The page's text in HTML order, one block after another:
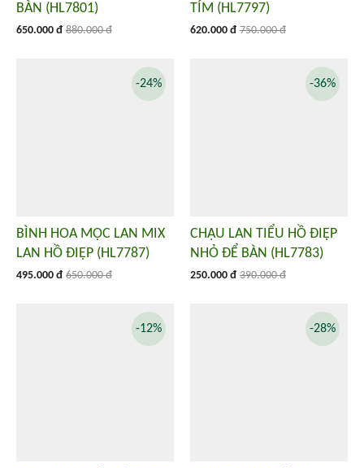
BÀN (HL7801)
650.000 đ 880.000 đ
TÍM (HL7797)
620.000 đ 750.000 đ
BÌNH HOA MỘC LAN MIX
LAN HỒ ĐIỆP (HL7787)
495.000 đ 650.000 đ
-24%
CHẬU LAN TIỂU HỒ ĐIỆP
NHỎ ĐỂ BÀN (HL7783)
250.000 đ 390.000 đ
-36%
-12% -28%